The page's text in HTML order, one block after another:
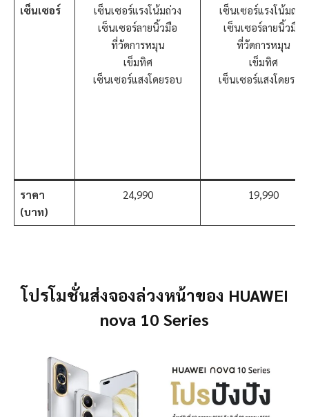
เซ็นเซอร์
เซ็นเซอร์แรงโน้มถ่วง
เซ็นเซอร์ลายนิ้วมือ
ที่วัดการหมุน
เข็มทิศ
เซ็นเซอร์แสงโดยรอบ
เซ็นเซอร์แรงโน้มถ่วง
เซ็นเซอร์ลายนิ้วมือ
ที่วัดการหมุน
เข็มทิศ
เซ็นเซอร์แสงโดยรอบ
ราคา
(บาท)
24,990 19,990
โปรโมชั่นส่งจองล่วงหน้าของ HUAWEI
nova 10 Series